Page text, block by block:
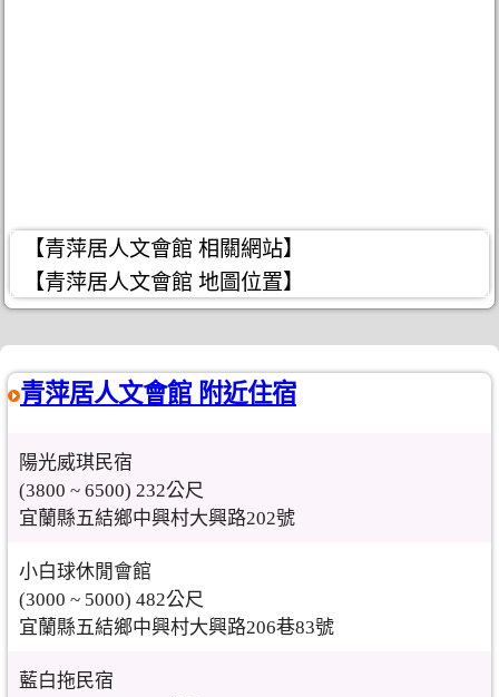
【青萍居人文會館 相關網站】
【青萍居人文會館 地圖位置】
青萍居人文會館 附近住宿
陽光威琪民宿
(3800 ~ 6500) 232公尺
宜蘭縣五結鄉中興村大興路202號
小白球休閒會館
(3000 ~ 5000) 482公尺
宜蘭縣五結鄉中興村大興路206巷83號
藍白拖民宿